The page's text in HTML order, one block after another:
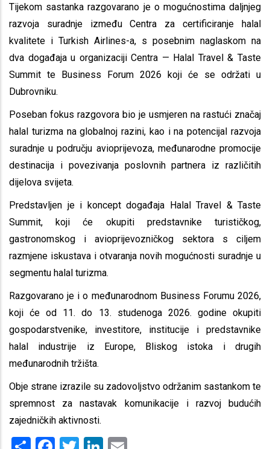
Tijekom sastanka razgovarano je o mogućnostima daljnjeg
razvoja suradnje između Centra za certificiranje halal
kvalitete i Turkish Airlines-a, s posebnim naglaskom na
dva događaja u organizaciji Centra — Halal Travel & Taste
Summit te Business Forum 2026 koji će se održati u
Dubrovniku.
Poseban fokus razgovora bio je usmjeren na rastući značaj
halal turizma na globalnoj razini, kao i na potencijal razvoja
suradnje u području avioprijevoza, međunarodne promocije
destinacija i povezivanja poslovnih partnera iz različitih
dijelova svijeta.
Predstavljen je i koncept događaja Halal Travel & Taste
Summit, koji će okupiti predstavnike turističkog,
gastronomskog i avioprijevozničkog sektora s ciljem
razmjene iskustava i otvaranja novih mogućnosti suradnje u
segmentu halal turizma.
Razgovarano je i o međunarodnom Business Forumu 2026,
koji će od 11. do 13. studenoga 2026. godine okupiti
gospodarstvenike, investitore, institucije i predstavnike
halal industrije iz Europe, Bliskog istoka i drugih
međunarodnih tržišta.
Obje strane izrazile su zadovoljstvo održanim sastankom te
spremnost za nastavak komunikacije i razvoj budućih
zajedničkih aktivnosti.